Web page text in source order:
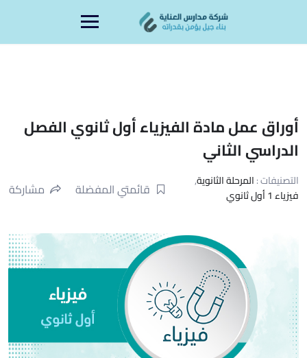
أوراق عمل مادة الفيزياء أول ثانوي الفصل
الدراسي الثاني
التصنيفات :المرحلة الثانوية,
فيزياء 1 أول ثانوي
قائمتي المفضلة مشاركة